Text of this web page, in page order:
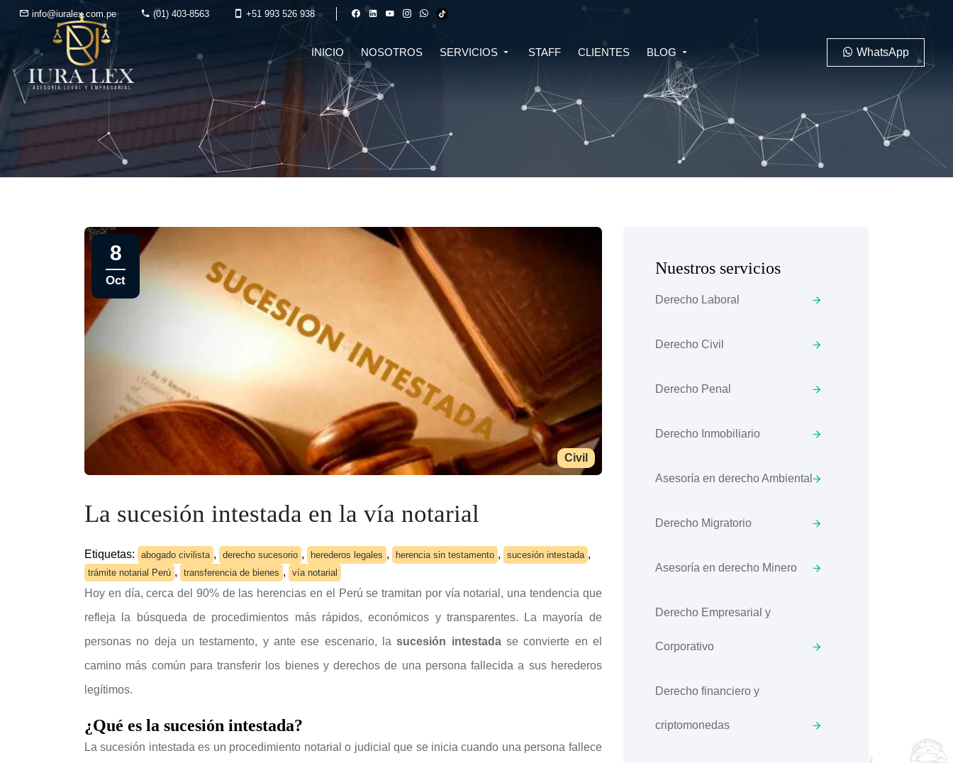
info@iuralex.com.pe (01) 403-8563 +51 993 526 938
INICIO NOSOTROS SERVICIOS
DERECHO FINANCIERO Y
CRIPTOMONEDAS
DERECHO TRIBUTARIO
DERECHO CIVIL
DERECHO DE SALUD Y
BIOTECNOLOGÍA
DERECHO EMPRESARIAL Y
CORPORATIVO
DERECHO INMOBILIARIO
ASESORÍA EN DERECHO AMBIENTAL ASESORÍA EN DERECHO MINERO
STAFF CLIENTES BLOG
CIVIL
TRIBUTARIO LABORAL
INMOBILIARIO
WhatsApp
Civil
8
Oct
La sucesión intestada en la vía notarial
Etiquetas: abogado civilista , derecho sucesorio , herederos legales , herencia sin testamento , sucesión intestada ,
trámite notarial Perú , transferencia de bienes , vía notarial
Hoy en día, cerca del 90% de las herencias en el Perú se tramitan por vía notarial, una tendencia que
refleja la búsqueda de procedimientos más rápidos, económicos y transparentes. La mayoría de
personas no deja un testamento, y ante ese escenario, lasucesión intestadase convierte en el
camino más común para transferir los bienes y derechos de una persona fallecida a sus herederos
legítimos.
¿Qué es la sucesión intestada?
La sucesión intestada es un procedimiento notarial o judicial que se inicia cuando una persona fallece
Nuestros servicios
Derecho Laboral
Derecho Civil
Derecho Penal
Derecho Inmobiliario
Asesoría en derecho Ambiental
Derecho Migratorio
Asesoría en derecho Minero
Derecho Empresarial y
Corporativo
Derecho financiero y
criptomonedas